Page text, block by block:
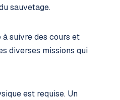
sauvetage.
suivre des cours et
diverses missions qui
est requise. Un